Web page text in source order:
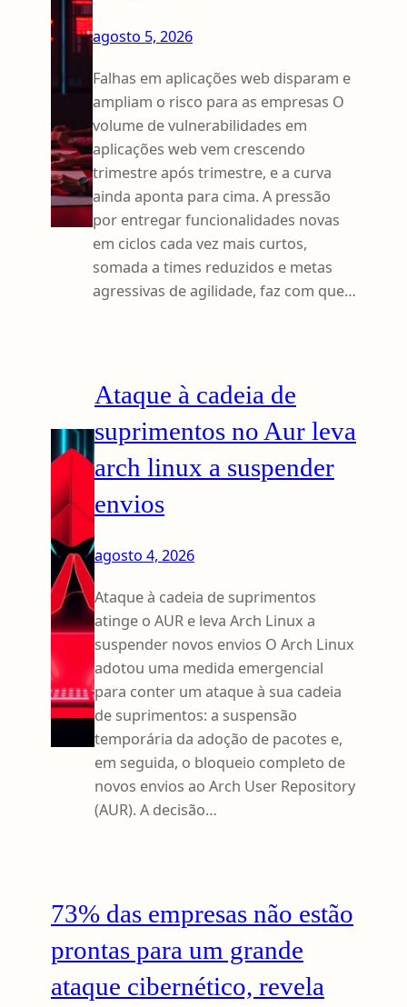
agosto 5, 2026
Falhas em aplicações web disparam e
ampliam o risco para as empresas O
volume de vulnerabilidades em
aplicações web vem crescendo
trimestre após trimestre, e a curva
ainda aponta para cima. A pressão
por entregar funcionalidades novas
em ciclos cada vez mais curtos,
somada a times reduzidos e metas
agressivas de agilidade, faz com que…
Ataque à cadeia de
suprimentos no Aur leva
arch linux a suspender
envios
agosto 4, 2026
Ataque à cadeia de suprimentos
atinge o AUR e leva Arch Linux a
suspender novos envios O Arch Linux
adotou uma medida emergencial
para conter um ataque à sua cadeia
de suprimentos: a suspensão
temporária da adoção de pacotes e,
em seguida, o bloqueio completo de
novos envios ao Arch User Repository
(AUR). A decisão…
73% das empresas não estão
prontas para um grande
ataque cibernético, revela